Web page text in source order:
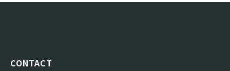
CONTACT